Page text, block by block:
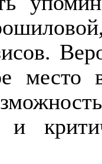
место
и